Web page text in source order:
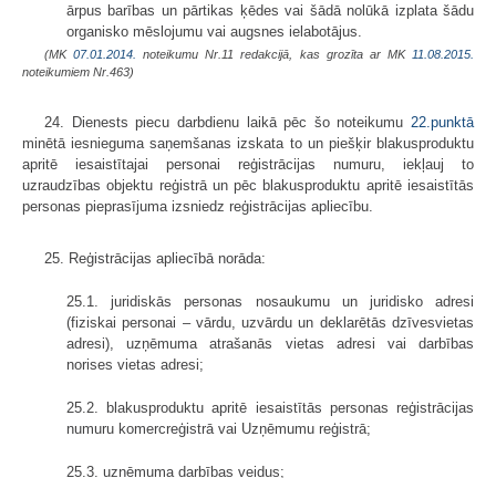
ārpus barības un pārtikas ķēdes vai šādā nolūkā izplata šādu
organisko mēslojumu vai augsnes ielabotājus.
(MK07.01.2014. noteikumu Nr.11 redakcijā, kas grozīta ar MK 11.08.2015.
noteikumiem Nr.463)
24. Dienests piecu darbdienu laikā pēc šo noteikumu 22.punktā
minētā iesnieguma saņemšanas izskata to un piešķir blakusproduktu
apritē iesaistītajai personai reģistrācijas numuru, iekļauj to
uzraudzības objektu reģistrā un pēc blakusproduktu apritē iesaistītās
personas pieprasījuma izsniedz reģistrācijas apliecību.
25. Reģistrācijas apliecībā norāda:
25.1. juridiskās personas nosaukumu un juridisko adresi
(fiziskai personai – vārdu, uzvārdu un deklarētās dzīvesvietas
adresi), uzņēmuma atrašanās vietas adresi vai darbības
norises vietas adresi;
25.2. blakusproduktu apritē iesaistītās personas reģistrācijas
numuru komercreģistrā vai Uzņēmumu reģistrā;
25.3. uzņēmuma darbības veidus;